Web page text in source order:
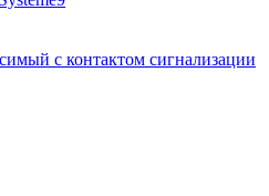
с контактом сигнализации